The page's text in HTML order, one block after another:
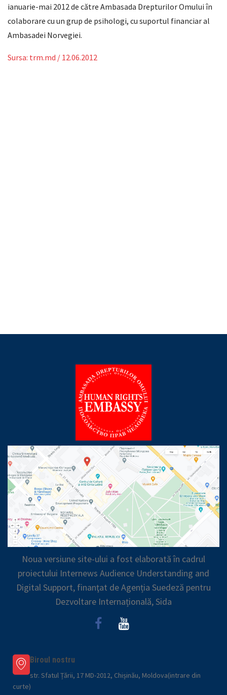
ianuarie-mai 2012 de către Ambasada Drepturilor Omului în
colaborare cu un grup de psihologi, cu suportul financiar al
Ambasadei Norvegiei.
Sursa: trm.md / 12.06.2012
Noua versiune site-ului a fost elaborată în cadrul
proiectului Internews Audience Understanding and
Digital Support, finanţat de Agenția Suedeză pentru
Dezvoltare Internațională, Sida
Biroul nostru
str. Sfatul Țării, 17 MD-2012, Chișinău, Moldova(intrare din
curte)